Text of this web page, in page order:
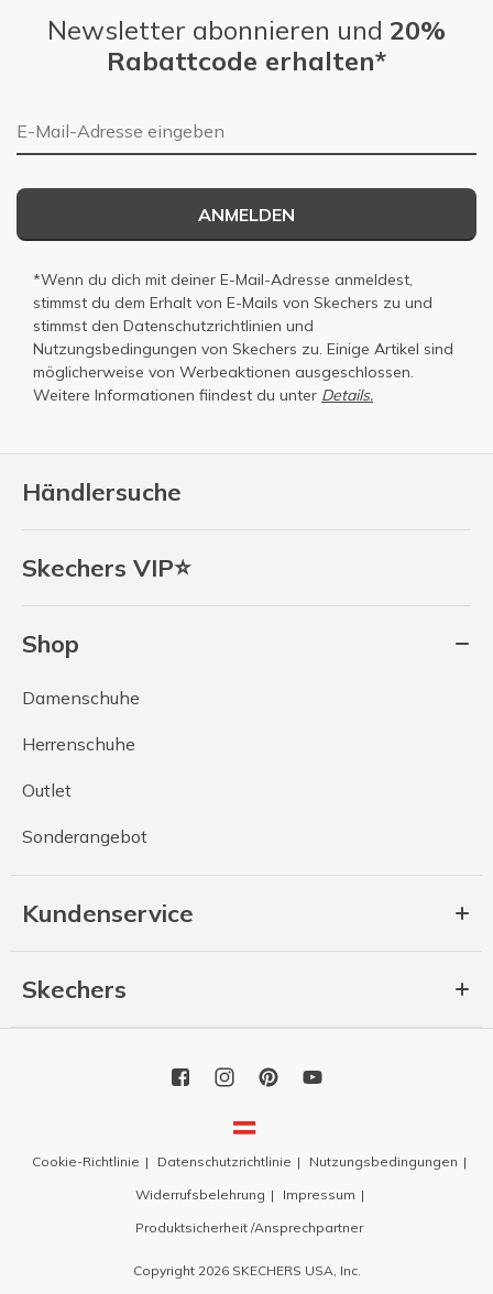
Händlersuche
Skechers VIP⭐
Shop
Damenschuhe
Herrenschuhe
Outlet
Sonderangebot
Kundenservice
Skechers
Newsletter abonnieren und 20%
Rabattcode erhalten*
E-Mail-Adresse
ANMELDEN
*Wenn du dich mit deiner E-Mail-Adresse anmeldest,
stimmst du dem Erhalt von E-Mails von Skechers zu und
stimmst den Datenschutzrichtlinien und
Nutzungsbedingungen von Skechers zu. Einige Artikel sind
möglicherweise von Werbeaktionen ausgeschlossen.
Weitere Informationen fiindest du unter Details.
Cookie-Richtlinie Datenschutzrichtlinie
Nutzungsbedingungen
Widerrufsbelehrung
Impressum
Produktsicherheit /Ansprechpartner
Copyright 2026 SKECHERS USA, Inc.